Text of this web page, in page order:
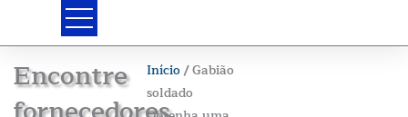
conteúdo
Encontre
Início/ Gabião
soldado